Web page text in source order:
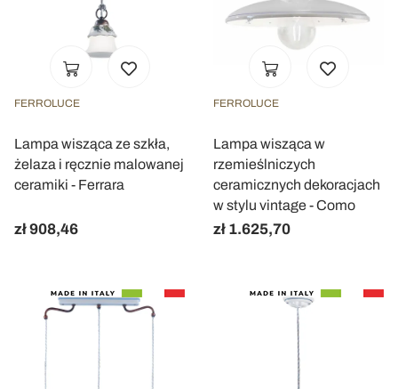
FERROLUCE
Lampa wisząca ze szkła,
żelaza i ręcznie malowanej
ceramiki - Ferrara
zł 908,46
FERROLUCE
Lampa wisząca w
rzemieślniczych
ceramicznych dekoracjach
w stylu vintage - Como
zł 1.625,70